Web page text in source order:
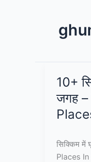
10+
जगह
सिक्किम में
Places In